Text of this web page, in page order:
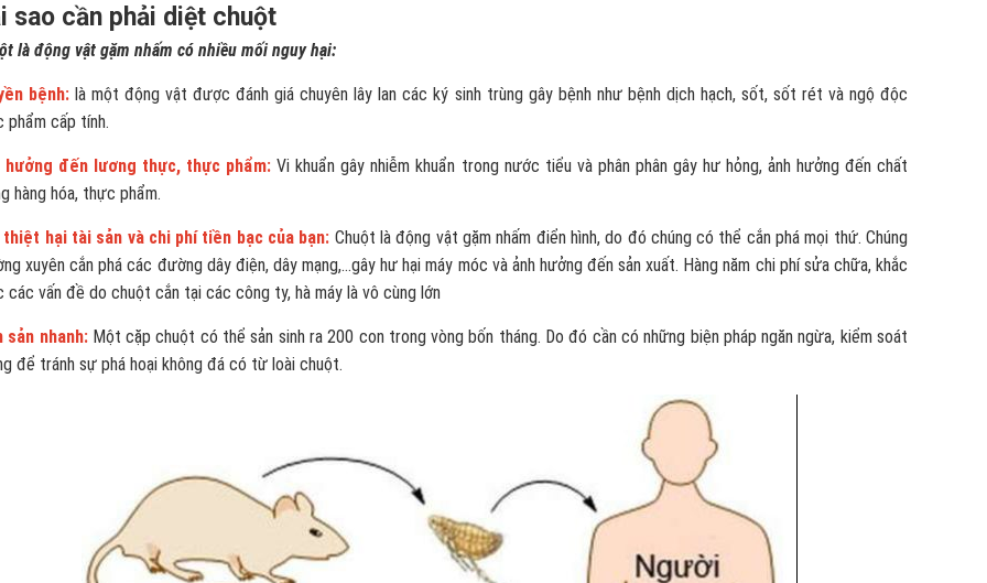
sao cần phải diệt chuột
là động vật gặm nhấm có nhiều mối nguy hại:
bệnh: là một động vật được đánh giá chuyên lây lan các ký sinh trùng gây bệnh như bệnh dịch hạch, sốt, sốt rét và ngộ độc
phẩm cấp tính.
hưởng đến lương thực, thực phẩm: Vi khuẩn gây nhiễm khuẩn trong nước tiểu và phân phân gây hư hỏng, ảnh hưởng đến chất
hàng hóa, thực phẩm.
thiệt hại tài sản và chi phí tiền bạc của bạn: Chuột là động vật gặm nhấm điển hình, do đó chúng có thể cắn phá mọi thứ. Chúng
xuyên cắn phá các đường dây điện, dây mạng,...gây hư hại máy móc và ảnh hưởng đến sản xuất. Hàng năm chi phí sửa chữa, khắc
các vấn đề do chuột cắn tại các công ty, hà máy là vô cùng lớn
sản nhanh:Một cặp chuột có thể sản sinh ra 200 con trong vòng bốn tháng. Do đó cần có những biện pháp ngăn ngừa, kiểm soát
để tránh sự phá hoại không đá có từ loài chuột.